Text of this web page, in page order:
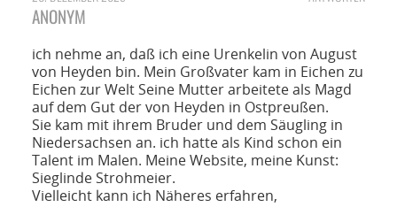
ANONYM
ich nehme an, daß ich eine Urenkelin von August
von Heyden bin. Mein Großvater kam in Eichen zu
Eichen zur Welt Seine Mutter arbeitete als Magd
auf dem Gut der von Heyden in Ostpreußen.
Sie kam mit ihrem Bruder und dem Säugling in
Niedersachsen an. ich hatte als Kind schon ein
Talent im Malen. Meine Website, meine Kunst:
Sieglinde Strohmeier.
Vielleicht kann ich Näheres erfahren,